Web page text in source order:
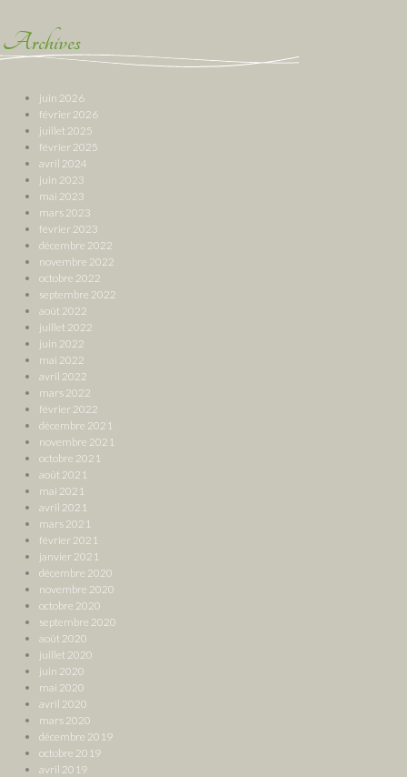
Archives
juin 2026
février 2026
juillet 2025
février 2025
avril 2024
juin 2023
mai 2023
mars 2023
février 2023
décembre 2022
novembre 2022
octobre 2022
septembre 2022
août 2022
juillet 2022
juin 2022
mai 2022
avril 2022
mars 2022
février 2022
décembre 2021
novembre 2021
octobre 2021
août 2021
mai 2021
avril 2021
mars 2021
février 2021
janvier 2021
décembre 2020
novembre 2020
octobre 2020
septembre 2020
août 2020
juillet 2020
juin 2020
mai 2020
avril 2020
mars 2020
décembre 2019
octobre 2019
avril 2019